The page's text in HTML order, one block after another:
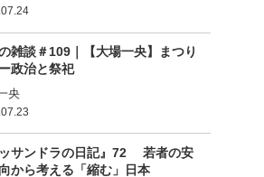
雑談＃109｜【大場一央】まつり
政治と祭祀
央
ッサンドラの日記』72 若者の安
から考える「縮む」日本